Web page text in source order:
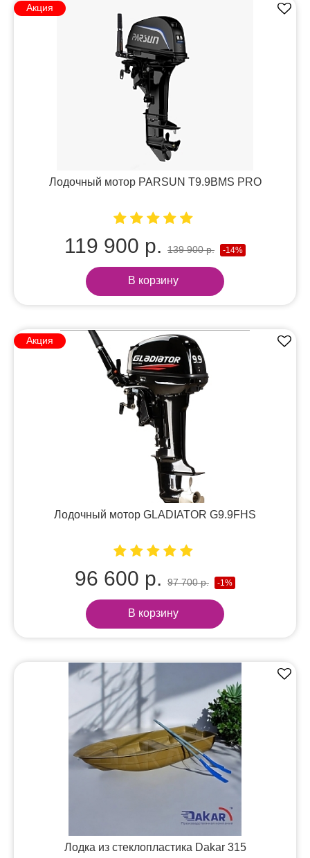
Акция
Лодочный мотор PARSUN T9.9BMS PRO
119 900 р. 139 900 р. -14%
В корзину
Акция
Лодочный мотор GLADIATOR G9.9FHS
96 600 р. 97 700 р. -1%
В корзину
Лодка из стеклопластика Dakar 315